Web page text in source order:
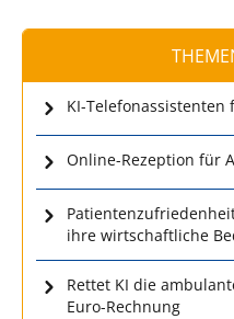
KI-
Online-Rezeption für
ihre wirtschaftliche
Rettet KI die
Euro-Rechnung